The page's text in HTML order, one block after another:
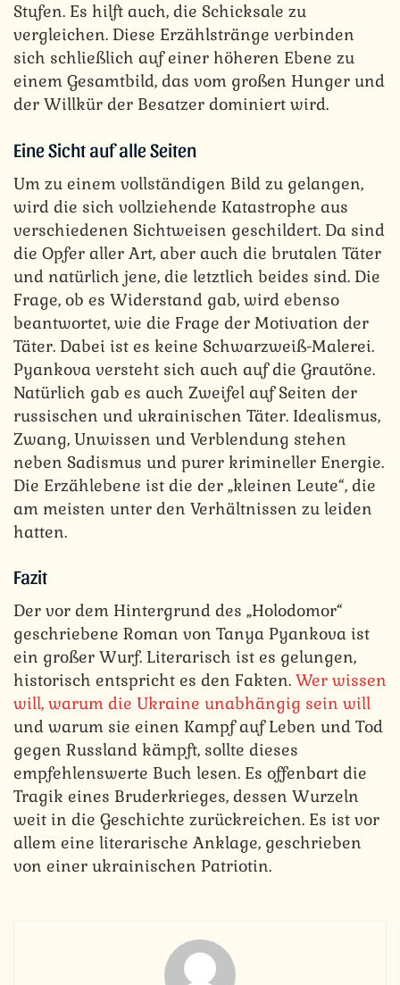
Stufen. Es hilft auch, die Schicksale zu
vergleichen. Diese Erzählstränge verbinden
sich schließlich auf einer höheren Ebene zu
einem Gesamtbild, das vom großen Hunger und
der Willkür der Besatzer dominiert wird.
Eine Sicht auf alle Seiten
Um zu einem vollständigen Bild zu gelangen,
wird die sich vollziehende Katastrophe aus
verschiedenen Sichtweisen geschildert. Da sind
die Opfer aller Art, aber auch die brutalen Täter
und natürlich jene, die letztlich beides sind. Die
Frage, ob es Widerstand gab, wird ebenso
beantwortet, wie die Frage der Motivation der
Täter. Dabei ist es keine Schwarzweiß-Malerei.
Pyankova versteht sich auch auf die Grautöne.
Natürlich gab es auch Zweifel auf Seiten der
russischen und ukrainischen Täter. Idealismus,
Zwang, Unwissen und Verblendung stehen
neben Sadismus und purer krimineller Energie.
Die Erzählebene ist die der „kleinen Leute“, die
am meisten unter den Verhältnissen zu leiden
hatten.
Fazit
Der vor dem Hintergrund des „Holodomor“
geschriebene Roman von Tanya Pyankova ist
ein großer Wurf. Literarisch ist es gelungen,
historisch entspricht es den Fakten. Wer wissen
will, warum die Ukraine unabhängig sein will
und warum sie einen Kampf auf Leben und Tod
gegen Russland kämpft, sollte dieses
empfehlenswerte Buch lesen. Es offenbart die
Tragik eines Bruderkrieges, dessen Wurzeln
weit in die Geschichte zurückreichen. Es ist vor
allem eine literarische Anklage, geschrieben
von einer ukrainischen Patriotin.